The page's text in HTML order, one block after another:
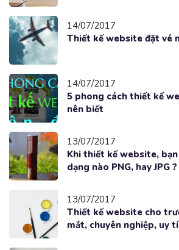
14/07/2017
Thiết kế website đặt vé
14/07/2017
5 phong cách thiết kế
nên biết
13/07/2017
Khi thiết kế website,
dạng nào PNG, hay JPG ?
13/07/2017
Thiết kế website cho
mắt, chuyên nghiệp, uy